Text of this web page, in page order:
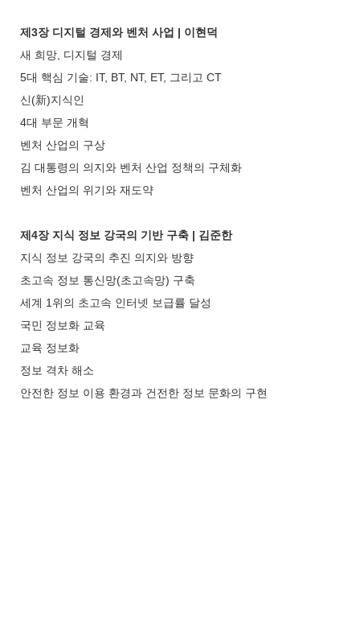
제3장 디지털 경제와 벤처 사업 | 이현덕
새 희망, 디지털 경제
5대 핵심 기술: IT, BT, NT, ET, 그리고 CT
신(新)지식인
4대 부문 개혁
벤처 산업의 구상
김 대통령의 의지와 벤처 산업 정책의 구체화
벤처 산업의 위기와 재도약
제4장 지식 정보 강국의 기반 구축 | 김준한
지식 정보 강국의 추진 의지와 방향
초고속 정보 통신망(초고속망) 구축
세계 1위의 초고속 인터넷 보급률 달성
국민 정보화 교육
교육 정보화
정보 격차 해소
안전한 정보 이용 환경과 건전한 정보 문화의 구현